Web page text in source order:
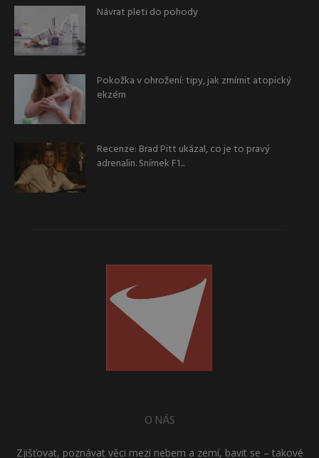
Návrat pleti do pohody
Pokožka v ohrožení: tipy, jak zmírnit atopický
ekzém
Recenze: Brad Pitt ukázal, co je to pravý
adrenalin. Snímek F1...
O NÁS
Zjišťovat, poznávat věci mezi nebem a zemí, bavit se – takové